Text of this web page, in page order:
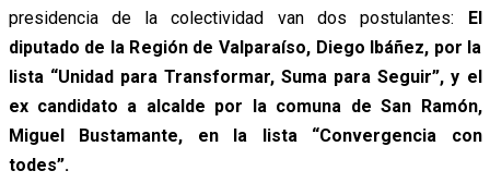
presidencia de la colectividad van dos postulantes: El
diputado de la Región de Valparaíso, Diego Ibáñez, por la
lista “Unidad para Transformar, Suma para Seguir”, y el
ex candidato a alcalde por la comuna de San Ramón,
Miguel Bustamante, en la lista “Convergencia con
todes”.